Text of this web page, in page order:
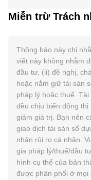
Miễn trừ Trách
Thông báo này chỉ
viết này không nhằm
đầu tư, (ii) đề nghị,
hoặc nắm giữ tài sản
pháp lý hoặc thuế.
đều chịu biến động
giảm giá trị. Bạn nên
giao dịch tài sản số
nhận rủi ro cá nhân.
gia pháp lý/thuế/đầu
hình cụ thể của bản
được phân phối ở mọi